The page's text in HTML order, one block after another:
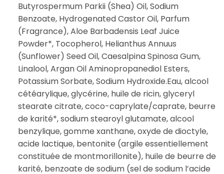
Butyrospermum Parkii (Shea) Oil, Sodium
Benzoate, Hydrogenated Castor Oil, Parfum
(Fragrance), Aloe Barbadensis Leaf Juice
Powder*, Tocopherol, Helianthus Annuus
(Sunflower) Seed Oil, Caesalpina Spinosa Gum,
Linalool, Argan Oil Aminopropanediol Esters,
Potassium Sorbate, Sodium Hydroxide.Eau, alcool
cétéarylique, glycérine, huile de ricin, glyceryl
stearate citrate, coco-caprylate/caprate, beurre
de karité*, sodium stearoyl glutamate, alcool
benzylique, gomme xanthane, oxyde de dioctyle,
acide lactique, bentonite (argile essentiellement
constituée de montmorillonite), huile de beurre de
karité, benzoate de sodium (sel de sodium l’acide